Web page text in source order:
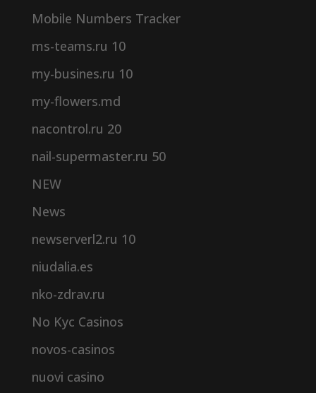
Mobile Numbers Tracker
ms-teams.ru 10
my-busines.ru 10
my-flowers.md
nacontrol.ru 20
nail-supermaster.ru 50
NEW
News
newserverl2.ru 10
niudalia.es
nko-zdrav.ru
No Kyc Casinos
novos-casinos
nuovi casino